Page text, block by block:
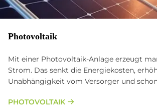
Photovoltaik
Mit einer Photovoltaik-Anlage erzeugt
Strom. Das senkt die Energiekosten,
Unabhängigkeit vom Versorger und
PHOTOVOLTAIK